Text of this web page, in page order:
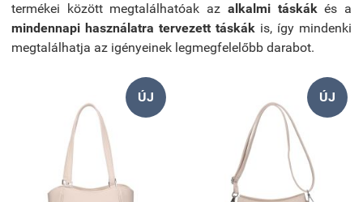
termékei között megtalálhatóak az alkalmi táskákés a
mindennapi használatra tervezett táskák is, így mindenki
megtalálhatja az igényeinek legmegfelelőbb darabot.
ÚJ ÚJ